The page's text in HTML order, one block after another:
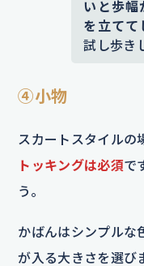
いと歩幅
を立てて
試し歩き
④小物
スカートスタイルの
トッキングは必須で
う。
かばんはシンプルな
が入る大きさを選び